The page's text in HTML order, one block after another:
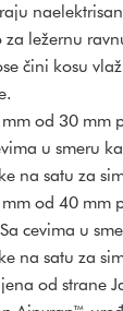
ležernu
čini kosu
od 30 mm
u smeru
na satu za
od 40 mm
cevima u
na satu za
od strane